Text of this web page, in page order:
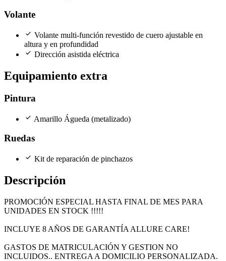
Volante
check Volante multi-función revestido de cuero ajustable en
altura y en profundidad
check Dirección asistida eléctrica
Equipamiento extra
Pintura
check Amarillo Águeda (metalizado)
Ruedas
check Kit de reparación de pinchazos
Descripción
PROMOCIÓN ESPECIAL HASTA FINAL DE MES PARA
UNIDADES EN STOCK !!!!!
INCLUYE 8 AÑOS DE GARANTÍA ALLURE CARE!
GASTOS DE MATRICULACIÓN Y GESTION NO
INCLUIDOS.. ENTREGA A DOMICILIO PERSONALIZADA.